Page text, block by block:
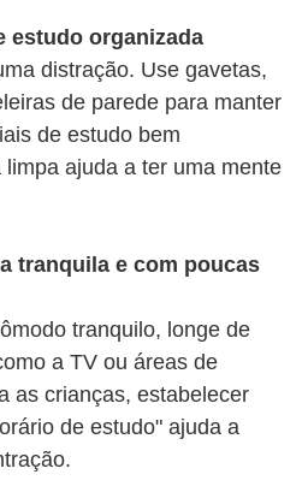
estudo organizada
distração. Use gavetas,
de parede para manter
de estudo bem
ajuda a ter uma mente
tranquila e com poucas
tranquilo, longe de
a TV ou áreas de
as crianças, estabelecer
de estudo" ajuda a